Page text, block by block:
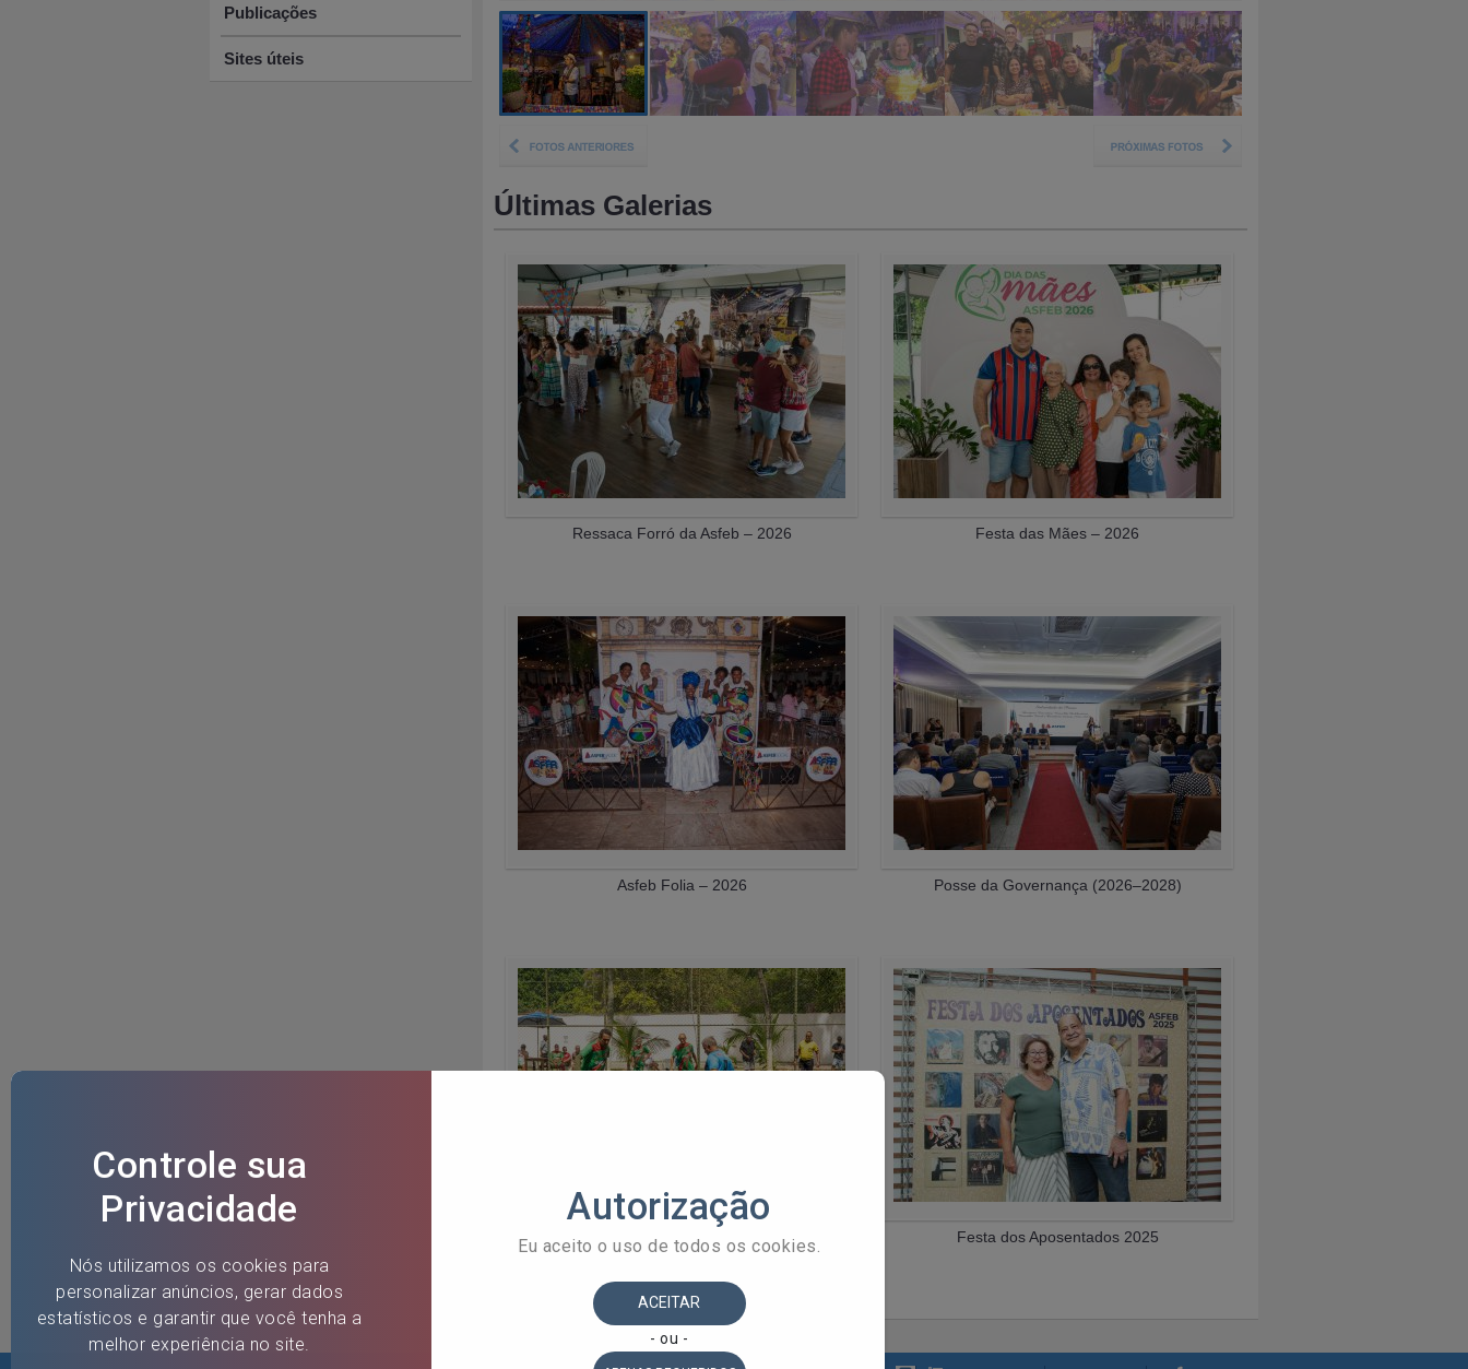
Publicações
Sites úteis
Últimas Galerias
Ressaca Forró da Asfeb – 2026 Festa das Mães – 2026
Asfeb Folia – 2026 Posse da Governança (2026–2028)
Campeonato de Futebol – 2025 Festa dos Aposentados 2025